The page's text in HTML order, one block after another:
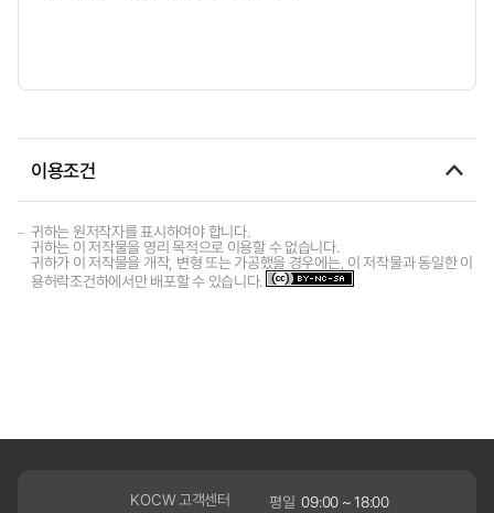
이용조건
귀하는 원저작자를 표시하여야 합니다.
귀하는 이 저작물을 영리 목적으로 이용할 수 없습니다.
귀하가 이 저작물을 개작, 변형 또는 가공했을 경우에는, 이 저작물과 동일한 이
용허락조건하에서만 배포할 수 있습니다.
KOCW 고객센터 평일 09:00 ~ 18:00